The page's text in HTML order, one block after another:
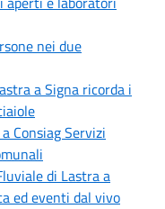
nei due
a Signa ricorda i
Consiag Servizi
di Lastra a
ed eventi dal vivo